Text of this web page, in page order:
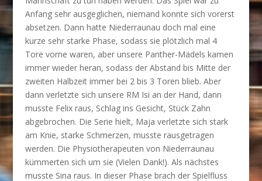
Anfang sehr ausgeglichen, niemand konnte sich vorerst
absetzen. Dann hatte Niederraunau doch mal eine
kurze sehr starke Phase, sodass sie plötzlich mal 4
Tore vorne waren, aber unsere Panther-Mädels kamen
immer wieder heran, sodass der Abstand bis Mitte der
zweiten Halbzeit immer bei 2 bis 3 Toren blieb. Aber
dann verletzte sich unsere RM Isi an der Hand, dann
musste Felix raus, Schlag ins Gesicht, Stück Zahn
abgebrochen. Die Serie hielt, Maja verletzte sich stark
am Knie, starke Schmerzen, musste rausgetragen
werden. Die Physiotherapeuten von Niederraunau
kümmerten sich um sie (Vielen Dank!). Als nächstes
musste Sina raus. In dieser Phase brach der Spielfluss